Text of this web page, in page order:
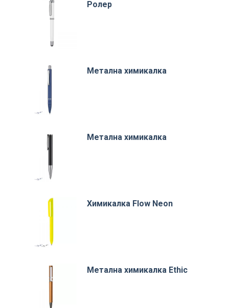
Ролер
Метална химикалка
Метална химикалка
Химикалка Flow Neon
Метална химикалка Ethic